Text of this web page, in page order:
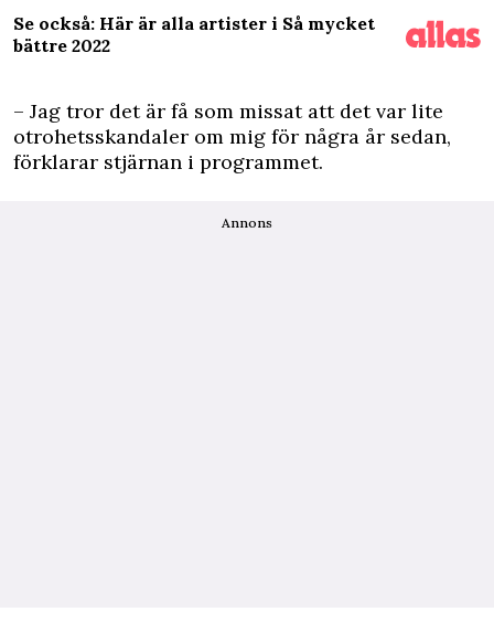
Se också: Här är alla artister i Så mycket
bättre 2022
– Jag tror det är få som missat att det var lite
otrohetsskandaler om mig för några år sedan,
förklarar stjärnan i programmet.
Annons